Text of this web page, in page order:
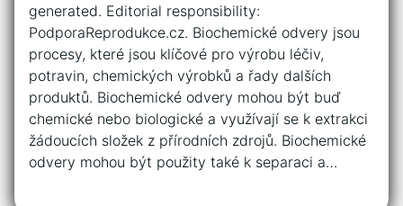
generated. Editorial responsibility:
PodporaReprodukce.cz. Biochemické odvery jsou
procesy, které jsou klíčové pro výrobu léčiv,
potravin, chemických výrobků a řady dalších
produktů. Biochemické odvery mohou být buď
chemické nebo biologické a využívají se k extrakci
žádoucích složek z přírodních zdrojů. Biochemické
odvery mohou být použity také k separaci a…